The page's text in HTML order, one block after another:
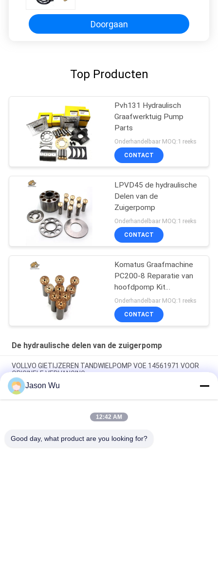
Doorgaan
Top Producten
Pvh131 Hydraulisch
Graafwerktuig Pump
Parts
Onderhandelbaar MOQ:1 reeks
CONTACT
LPVD45 de hydraulische
Delen van de
Zuigerpomp
Onderhandelbaar MOQ:1 reeks
CONTACT
Komatus Graafmachine
PC200-8 Reparatie van
hoofdpomp Kit
Hydraulische pomp
Onderdeel zuigerpomp
Onderhoud reparatie
Onderhandelbaar MOQ:1 reeks
CONTACT
De hydraulische delen van de zuigerpomp
VOLLVO GIETIJZEREN TANDWIELPOMP VOE 14561971 VOOR
ORIGINELE VERVANGING
VOLLVO GIETIJZEREN TANDWIELPOMP VOE 14537295 VOOR
ORIGINELE VERVANGING
VOLLVO GEGEERPOMP VOE 14782798 voor de oorspronkelijke
Jason Wu
12:42 AM
Good day, what product are you looking for?